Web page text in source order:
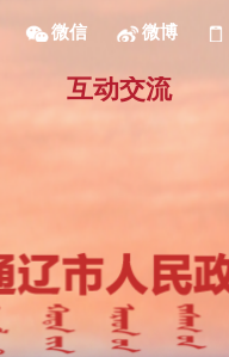
微信 微博
互动交流